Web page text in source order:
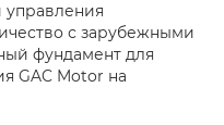
управления
с зарубежными
фундамент для
GAC Motor на